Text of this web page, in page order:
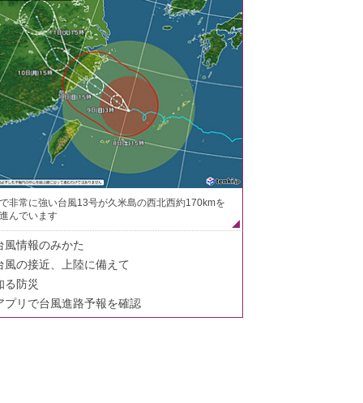
非常に強い台風13号が久米島の西北西約170kmを
んでいます
風情報のみかた
風の接近、上陸に備えて
る防災
プリで台風進路予報を確認